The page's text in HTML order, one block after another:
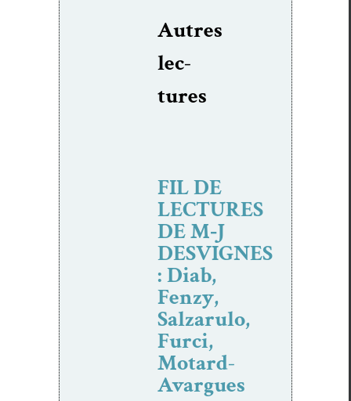
Autres
lec­
tures
FIL DE
LECTURES
DE M‑J
DESVIGNES
: Diab,
Fenzy,
Salzarulo,
Furci,
Motard-
Avargues